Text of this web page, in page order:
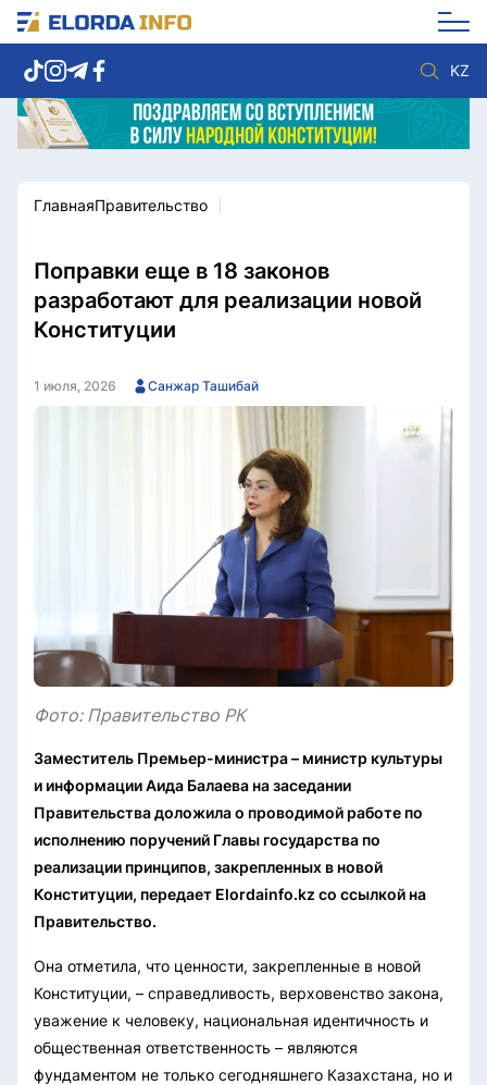
KZ
Новости столицы
Политика
Спорт
Культура
Видео
Мир
Послание
ГлавнаяПравительство
Поправки еще в 18 законов
разработают для реализации новой
Конституции
1 июля, 2026 Санжар Ташибай
Фото: Правительство РК
Заместитель Премьер-министра – министр культуры
и информации Аида Балаева на заседании
Правительства доложила о проводимой работе по
исполнению поручений Главы государства по
реализации принципов, закрепленных в новой
Конституции, передает Elordainfo.kz со ссылкой на
Правительство.
Она отметила, что ценности, закрепленные в новой
Конституции, – справедливость, верховенство закона,
уважение к человеку, национальная идентичность и
общественная ответственность – являются
фундаментом не только сегодняшнего Казахстана, но и